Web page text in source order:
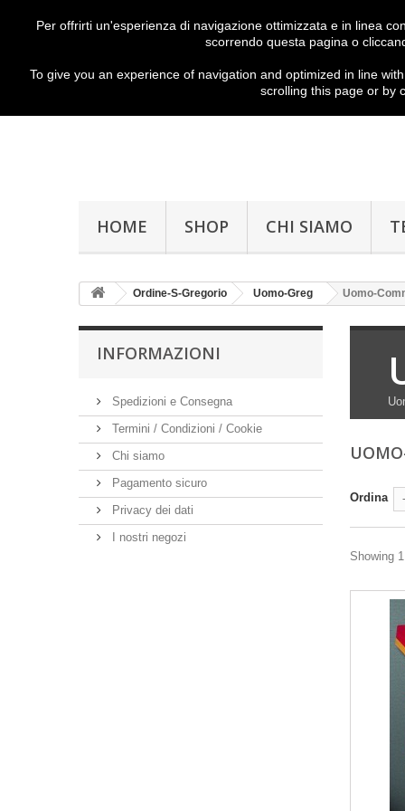
HOME SHOP CHI SIAMO
Ordine-S-Gregorio Uomo-Greg Uomo-
INFORMAZIONI
Spedizioni e Consegna
Termini / Condizioni / Cookie
Chi siamo
Pagamento sicuro
Privacy dei dati
I nostri negozi
Ordina
Showing
Per offrirti un'esperienza di navigazione ottimizzata e in linea
scorrendo questa pagina o
To give you an experience of navigation and optimized in line with
scrolling this page or by